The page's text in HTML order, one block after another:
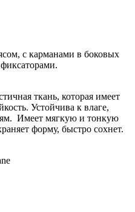
с карманами в боковых
ткань, которая имеет
Устойчива к влаге,
Имеет мягкую и тонкую
форму, быстро сохнет.